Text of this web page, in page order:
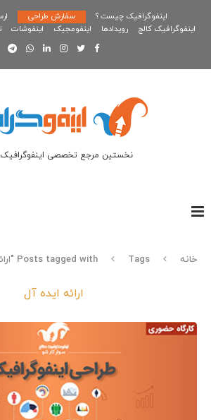
اینفوگرافیک چیست ؟ سفارش طراحی
اینفوگرافیک کالج
رویدادها اینفومجیک اینفوشات
نخستین مرجع تخصصی
خانه Tags Posts tagged with "ارائه ایده آل"
ارائه ایده آل